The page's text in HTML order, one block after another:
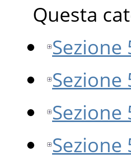
Questa
Sezione
Sezione
Sezione